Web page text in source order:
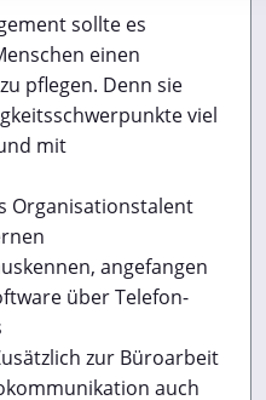
an unsere Partner für
weiter. Unsere Partner
mit weiteren Daten
die sie im Rahmen Ihrer
geben Einwilligung zu
weiterhin nutzen.
sollte es
einen
pflegen. Denn sie
viel
mit
Organisationstalent
angefangen
über Telefon-
zur Büroarbeit
auch